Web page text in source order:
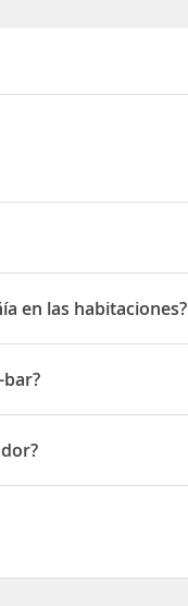
en las habitaciones?
habitaciones